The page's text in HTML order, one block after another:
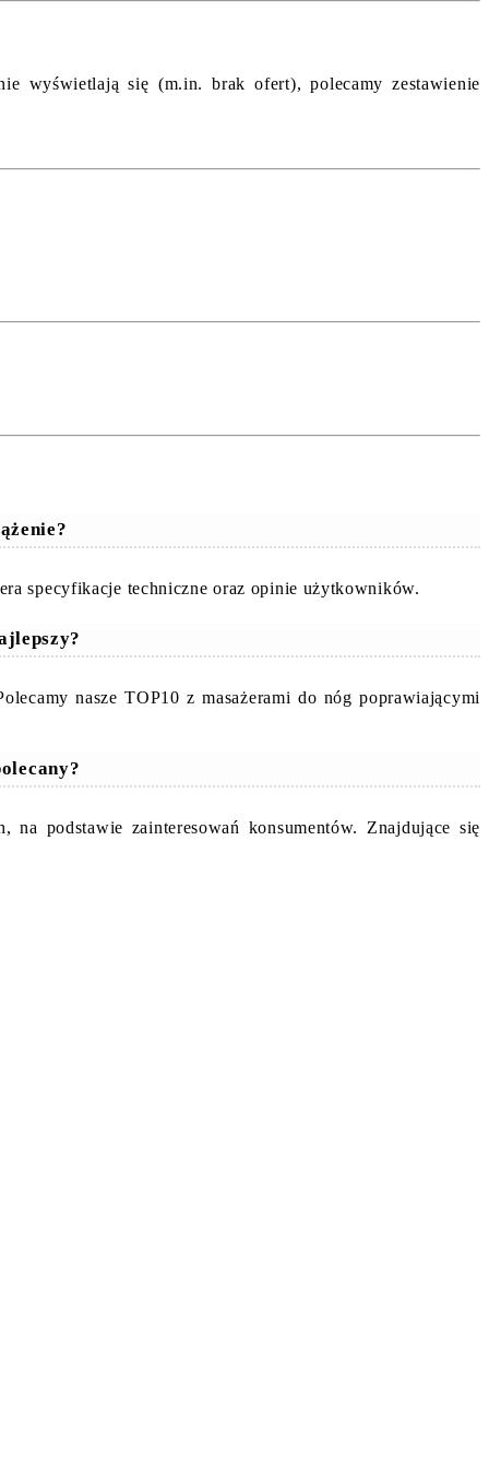
wyświetlają się (m.in. brak ofert), polecamy zestawienie
specyfikacje techniczne oraz opinie użytkowników.
nasze TOP10 z masażerami do nóg poprawiającymi
podstawie zainteresowań konsumentów. Znajdujące się